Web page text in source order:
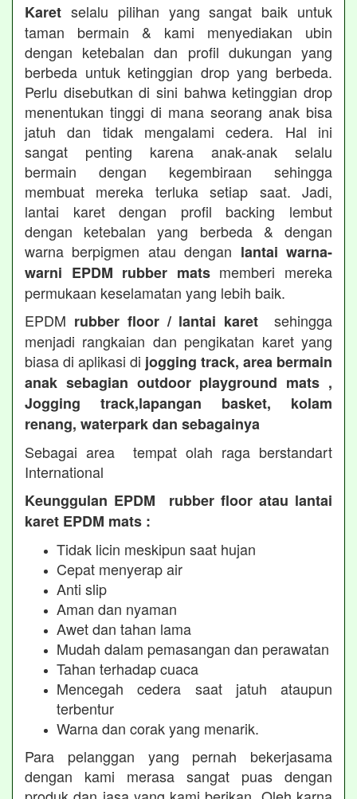
Karet selalu pilihan yang sangat baik untuk
taman bermain & kami menyediakan ubin
dengan ketebalan dan profil dukungan yang
berbeda untuk ketinggian drop yang berbeda.
Perlu disebutkan di sini bahwa ketinggian drop
menentukan tinggi di mana seorang anak bisa
jatuh dan tidak mengalami cedera. Hal ini
sangat penting karena anak-anak selalu
bermain dengan kegembiraan sehingga
membuat mereka terluka setiap saat. Jadi,
lantai karet dengan profil backing lembut
dengan ketebalan yang berbeda & dengan
warna berpigmen atau dengan lantai warna-
warni EPDM rubber matsmemberi mereka
permukaan keselamatan yang lebih baik.
EPDM rubber floor / lantai karet sehingga
menjadi rangkaian dan pengikatan karet yang
biasa di aplikasi di jogging track, area bermain
anak sebagian outdoor playground mats ,
Jogging track,lapangan basket, kolam
renang, waterpark dan sebagainya
Sebagai area tempat olah raga berstandart
International
Keunggulan EPDM rubber floor atau lantai
karet EPDM mats :
Tidak licin meskipun saat hujan
Cepat menyerap air
Anti slip
Aman dan nyaman
Awet dan tahan lama
Mudah dalam pemasangan dan perawatan
Tahan terhadap cuaca
Mencegah cedera saat jatuh ataupun
terbentur
Warna dan corak yang menarik.
Para pelanggan yang pernah bekerjasama
dengan kami merasa sangat puas dengan